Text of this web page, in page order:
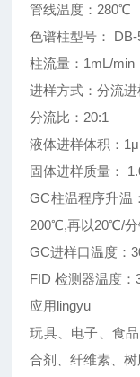
管线温度：280℃
色谱柱型号：
柱流量：1mL/min
进样方式：分流进
分流比：20:1
液体进样体积：
固体进样质量：
GC柱温程序升温
200℃,再以20℃/分
GC进样口温度：
FID 检测器温度
应用lingyu
玩具、电子、食
合剂、纤维素、树